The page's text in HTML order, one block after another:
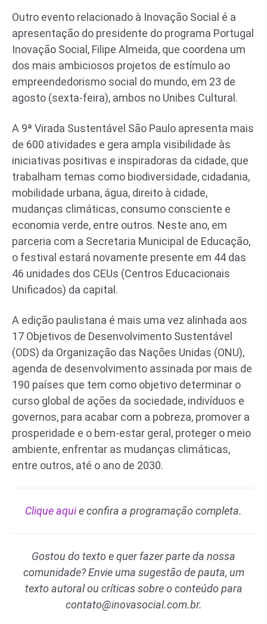
Outro evento relacionado à Inovação Social é a
apresentação do presidente do programa Portugal
Inovação Social, Filipe Almeida, que coordena um
dos mais ambiciosos projetos de estímulo ao
empreendedorismo social do mundo, em 23 de
agosto (sexta-feira), ambos no Unibes Cultural.
A 9ª Virada Sustentável São Paulo apresenta mais
de 600 atividades e gera ampla visibilidade às
iniciativas positivas e inspiradoras da cidade, que
trabalham temas como biodiversidade, cidadania,
mobilidade urbana, água, direito à cidade,
mudanças climáticas, consumo consciente e
economia verde, entre outros. Neste ano, em
parceria com a Secretaria Municipal de Educação,
o festival estará novamente presente em 44 das
46 unidades dos CEUs (Centros Educacionais
Unificados) da capital.
A edição paulistana é mais uma vez alinhada aos
17 Objetivos de Desenvolvimento Sustentável
(ODS) da Organização das Nações Unidas (ONU),
agenda de desenvolvimento assinada por mais de
190 países que tem como objetivo determinar o
curso global de ações da sociedade, indivíduos e
governos, para acabar com a pobreza, promover a
prosperidade e o bem-estar geral, proteger o meio
ambiente, enfrentar as mudanças climáticas,
entre outros, até o ano de 2030.
Clique aquie confira a programação completa.
Gostou do texto e quer fazer parte da nossa
comunidade? Envie uma sugestão de pauta, um
texto autoral ou críticas sobre o conteúdo para
contato@inovasocial.com.br.